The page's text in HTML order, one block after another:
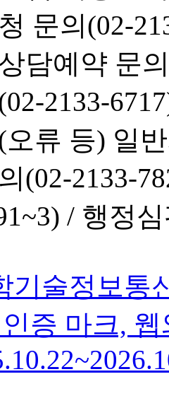
문의(02-
담예약 문
2133-
류 등) 일
(02-2133-
/ 행정심